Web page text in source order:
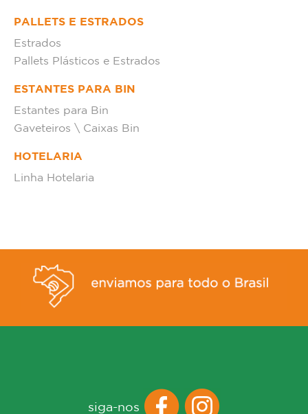
PALLETS E ESTRADOS
Estrados
Pallets Plásticos e Estrados
ESTANTES PARA BIN
Estantes para Bin
Gaveteiros \ Caixas Bin
HOTELARIA
Linha Hotelaria
siga-nos